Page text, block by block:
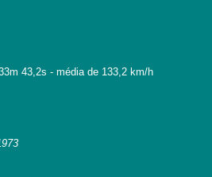
43,2s - média de 133,2 km/h